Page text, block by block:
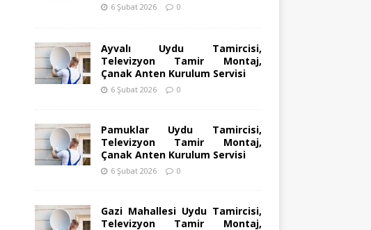
6 Şubat 2026 0
Ayvalı Uydu Tamircisi,
Televizyon Tamir Montaj,
Çanak Anten Kurulum Servisi
6 Şubat 2026 0
Pamuklar Uydu Tamircisi,
Televizyon Tamir Montaj,
Çanak Anten Kurulum Servisi
6 Şubat 2026 0
Gazi Mahallesi Uydu Tamircisi,
Televizyon Tamir Montaj,